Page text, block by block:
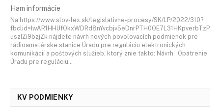
Ham informácie
Na https://www.slov-lex.sk/legislativne-procesy/SK/LP/2022/310?
fbclid=IwAR1HHUfOkxWDRd8nYvcbjv5eDnrPTH0OE7L31HKpverbTzP
uszIZi9bzjZk nájdete návrh nových povoľovacích podmienok pre
rádioamatérske stanice Úradu pre reguláciu elektronických
komunikácií a poštových služieb, ktorý znie takto: Návrh Opatrenie
Úradu pre reguláciu…
KV PODMIENKY